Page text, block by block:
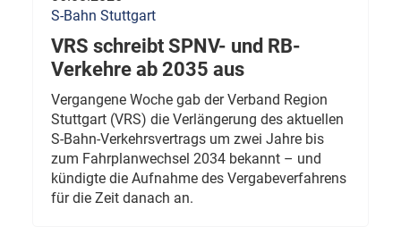
S-Bahn Stuttgart
VRS schreibt SPNV- und RB-
Verkehre ab 2035 aus
Vergangene Woche gab der Verband Region
Stuttgart (VRS) die Verlängerung des aktuellen
S-Bahn-Verkehrsvertrags um zwei Jahre bis
zum Fahrplanwechsel 2034 bekannt – und
kündigte die Aufnahme des Vergabeverfahrens
für die Zeit danach an.